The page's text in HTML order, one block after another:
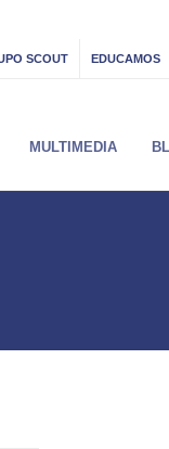
SCOUT EDUCAMOS
MULTIMEDIA